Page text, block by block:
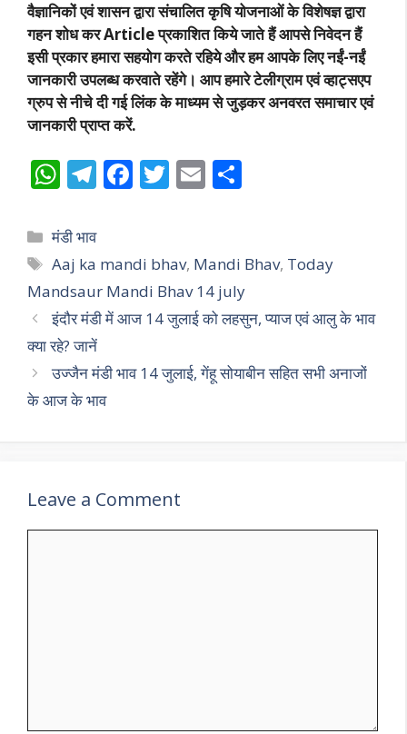
वैज्ञानिकों एवं शासन द्वारा संचालित कृषि योजनाओं के विशेषज्ञ द्वारा
गहन शोध कर Article प्रकाशित किये जाते हैं आपसे निवेदन हैं
इसी प्रकार हमारा सहयोग करते रहिये और हम आपके लिए नईं-नईं
जानकारी उपलब्ध करवाते रहेंगे। आप हमारे टेलीग्राम एवं व्हाट्सएप
ग्रुप से नीचे दी गई लिंक के माध्यम से जुड़कर अनवरत समाचार एवं
जानकारी प्राप्त करें.
W
h
at
s
A
p
p
T
el
e
gr
a
m
F
ac
b
o
o
T
w
er
E
m
l e
Categories
मंडी भाव
Tags
Aaj ka mandi bhav, Mandi Bhav, Today
Mandsaur Mandi B­hav 14 july
इंदौर मंडी में आज 14 जुलाई को लहसुन, प्याज एवं आलु के भाव
क्या रहे? जानें
उज्जैन मंडी भाव 14 जुलाई, गेंहू सोयाबीन सहित सभी अनाजों
के आज के भाव
Leave a Comment